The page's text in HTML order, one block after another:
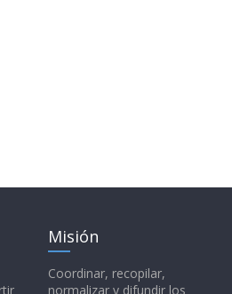
Misión
Coordinar, recopilar,
normalizar y difundir los